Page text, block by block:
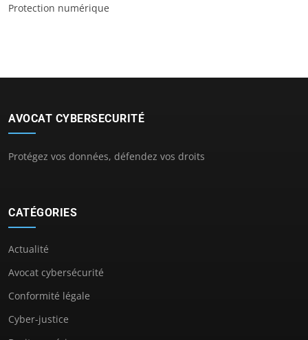
Protection numérique
AVOCAT CYBERSECURITÉ
Protégez vos données, défendez vos droits
CATÉGORIES
Actualité
Avocat cybersécurité
Conformité légale
Cyber-justice